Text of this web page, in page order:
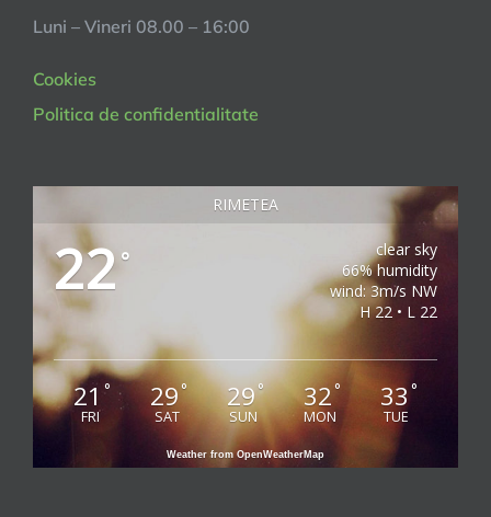
Luni – Vineri 08.00 – 16:00
Cookies
Politica de confidentialitate
RIMETEA
22°
clear sky
66% humidity
wind: 3m/s NW
H 22 • L 22
21 °
FRI
29°
SAT
29°
SUN
32°
MON
33 °
TUE
Weather from OpenWeatherMap